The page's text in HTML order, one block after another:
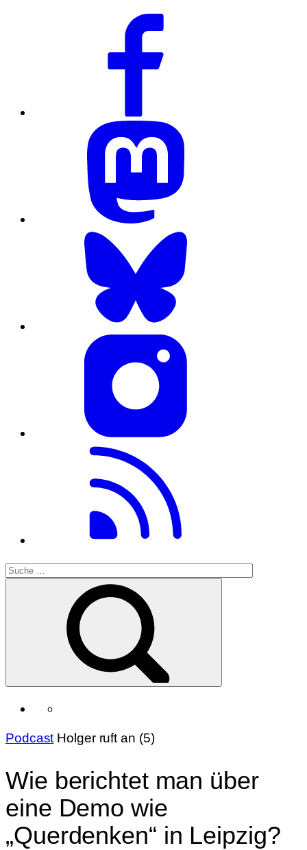
Podcast Holger ruft an (5)
Wie berichtet man über
eine Demo wie
„Querdenken“ in Leipzig?